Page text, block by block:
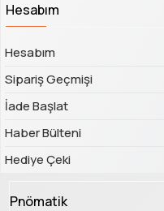
Hesabım
Hesabım
Sipariş Geçmişi
İade Başlat
Haber Bülteni
Hediye Çeki
Pnömatik